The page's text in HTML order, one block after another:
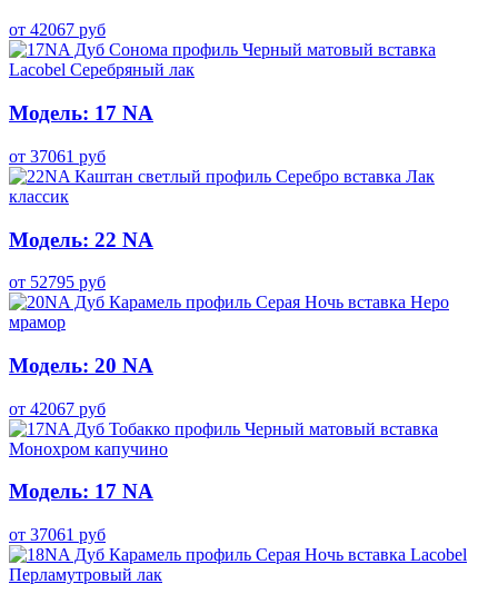
от 42067 руб
Модель: 17 NA
от 37061 руб
Модель: 22 NA
от 52795 руб
Модель: 20 NA
от 42067 руб
Модель: 17 NA
от 37061 руб